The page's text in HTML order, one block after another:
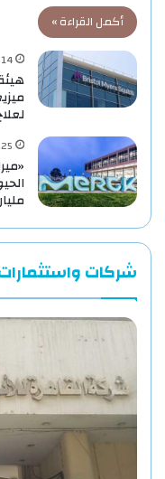
أكمل القراءة »
14 يوليو، 2026
25 يونيو، 2026
شركات